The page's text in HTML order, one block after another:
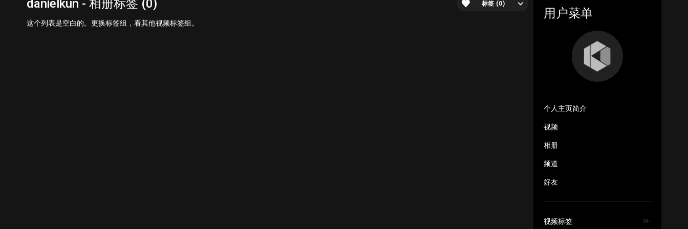
用户菜单
个人主页简介
视频
相册
频道
好友
视频标签 99+
danielkun - 相册标签 (0) 标签 (0)
这个列表是空白的。更换标签组，看其他视频标签组。